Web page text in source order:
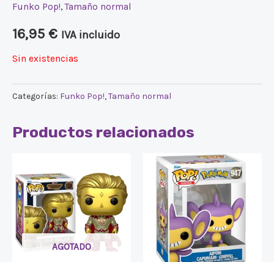
Funko Pop!,Tamaño normal
16,95 € IVA incluido
Sin existencias
Categorías: Funko Pop!,Tamaño normal
Productos relacionados
AGOTADO